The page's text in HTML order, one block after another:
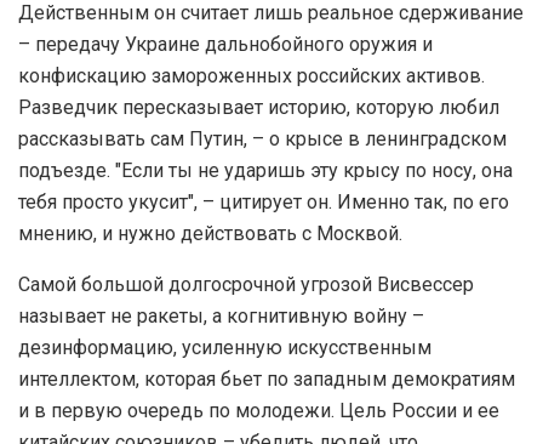
Действенным он считает лишь реальное сдерживание
– передачу Украине дальнобойного оружия и
конфискацию замороженных российских активов.
Разведчик пересказывает историю, которую любил
рассказывать сам Путин, – о крысе в ленинградском
подъезде. "Если ты не ударишь эту крысу по носу, она
тебя просто укусит", – цитирует он. Именно так, по его
мнению, и нужно действовать с Москвой.
Самой большой долгосрочной угрозой Висвессер
называет не ракеты, а когнитивную войну –
дезинформацию, усиленную искусственным
интеллектом, которая бьет по западным демократиям
и в первую очередь по молодежи. Цель России и ее